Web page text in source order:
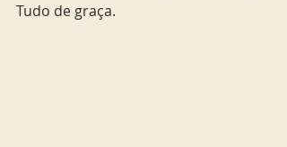
Tudo de graça.